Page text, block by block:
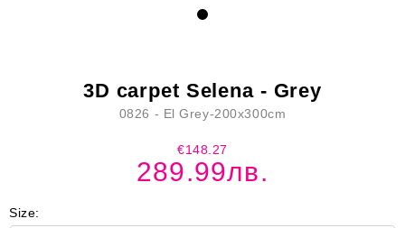
3D carpet Selena - Grey
0826 - El Grey-200x300cm
€148.27
289.99лв.
Size: